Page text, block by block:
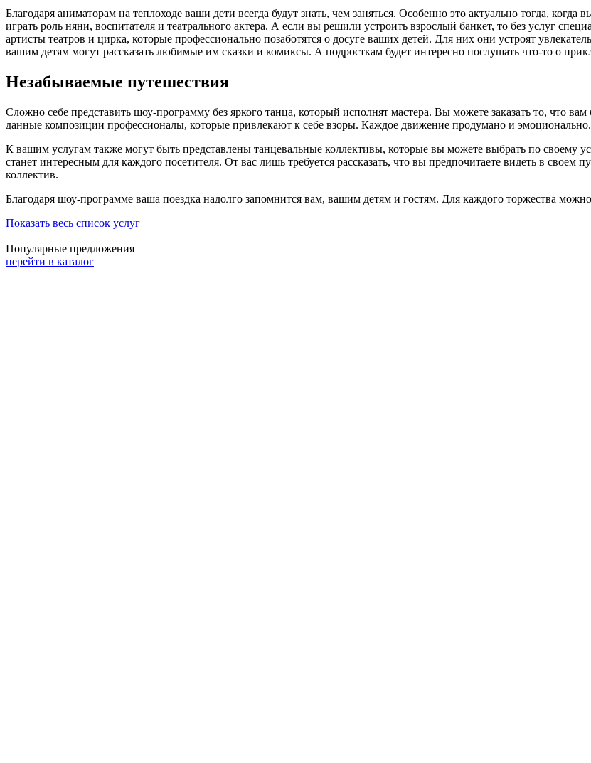
Благодаря аниматорам на теплоходе ваши дети всегда будут знать, чем заняться. Особенно это актуально тогда,
играть роль няни, воспитателя и театрального актера. А если вы решили устроить взрослый банкет, то без услуг
артисты театров и цирка, которые профессионально позаботятся о досуге ваших детей. Для них они устроят
вашим детям могут рассказать любимые им сказки и комиксы. А подросткам будет интересно послушать что-то о
Незабываемые путешествия
Сложно себе представить шоу-программу без яркого танца, который исполнят мастера. Вы можете заказать то, что
данные композиции профессионалы, которые привлекают к себе взоры. Каждое движение продумано и эмоционально.
К вашим услугам также могут быть представлены танцевальные коллективы, которые вы можете выбрать по своему
станет интересным для каждого посетителя. От вас лишь требуется рассказать, что вы предпочитаете видеть в
коллектив.
Благодаря шоу-программе ваша поездка надолго запомнится вам, вашим детям и гостям. Для каждого торжества
Показать весь список услуг
Популярные предложения
перейти в каталог